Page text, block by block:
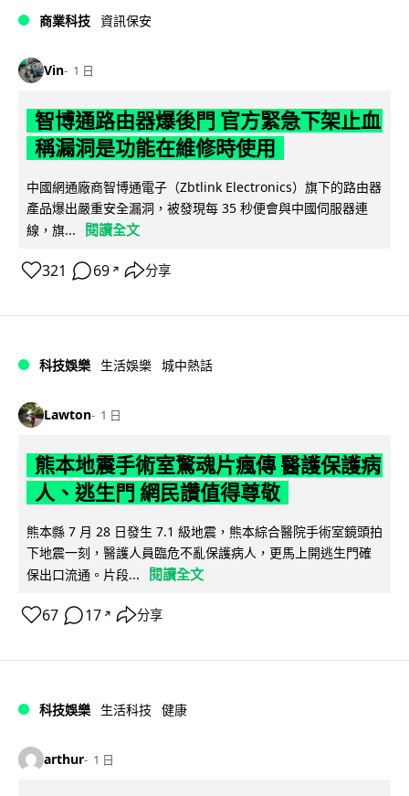
商業科技 資訊保安
Vin 1 日
智博通路由器爆後門 官方緊急下架止血
稱漏洞是功能在維修時使用
中國網通廠商智博通電子（Zbtlink Electronics）旗下的路由器
產品爆出嚴重安全漏洞，被發現每 35 秒便會與中國伺服器連
線，旗...
閱讀全文
321 69 ↗ 分享
科技娛樂 生活娛樂 城中熱話
Lawton 1 日
熊本地震手術室驚魂片瘋傳 醫護保護病
人、逃生門 網民讚值得尊敬
熊本縣 7 月 28 日發生 7.1 級地震，熊本綜合醫院手術室鏡頭拍
下地震一刻，醫護人員臨危不亂保護病人，更馬上開逃生門確
保出口流通。片段...
閱讀全文
67 17 ↗ 分享
科技娛樂 生活科技 健康
arthur 1 日